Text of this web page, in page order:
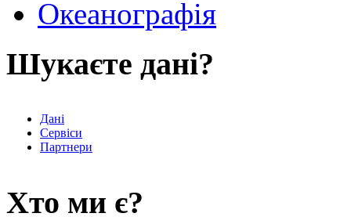
Океанографія
Шукаєте дані?
Дані
Сервіси
Партнери
Хто ми є?